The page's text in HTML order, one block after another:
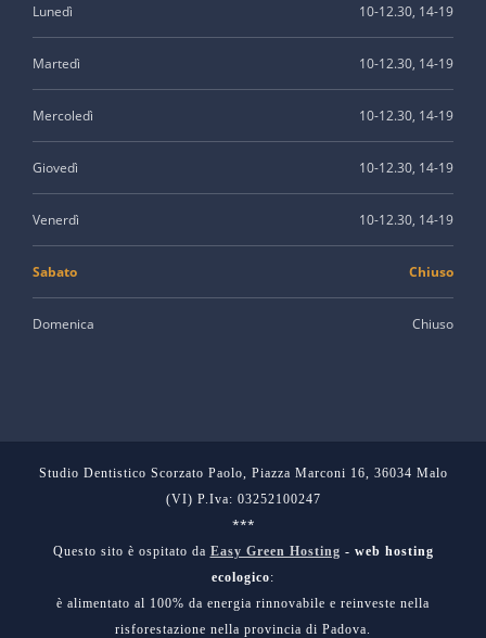
Lunedì 10-12.30, 14-19
Martedì 10-12.30, 14-19
Mercoledì 10-12.30, 14-19
Giovedì 10-12.30, 14-19
Venerdì 10-12.30, 14-19
Sabato Chiuso
Domenica Chiuso
Studio Dentistico Scorzato Paolo, Piazza Marconi 16, 36034 Malo
(VI) P.Iva: 03252100247
***
Questo sito è ospitato da Easy Green Hosting - web hosting
ecologico:
è alimentato al 100% da energia rinnovabile e reinveste nella
risforestazione nella provincia di Padova.